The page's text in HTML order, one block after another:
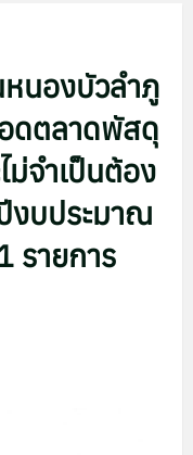
นองบัวลำภู
อดตลาดพัสดุ
ม่จำเป็นต้อง
งบประมาณ
รายการ